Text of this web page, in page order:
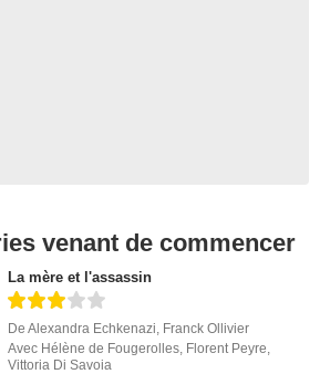
venant de commencer
La mère et l'assassin
DeAlexandra Echkenazi, Franck Ollivier
Avec Hélène de Fougerolles, Florent Peyre,
Vittoria Di Savoia